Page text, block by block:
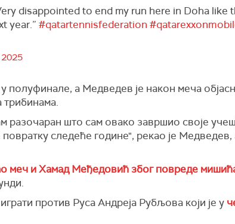
disappointed to end my run here in Doha like
year.” #qatartennisfederation
полуфинале, а Медведев је након меча
трибинама.
што сам овако завршио своје
следеће године", рекао је Медведев,
меч и Хамад Међедовић због повреде
против Руса Андреја Рубљова који је у